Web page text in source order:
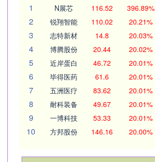
1
N展芯 116.52 396.89%
2 锐翔智能 110.02 20.21%
3 志特新材 14.8 20.03%
4 博腾股份 20.44 20.02%
5 近岸蛋白 46.72 20.01%
6 毕得医药 61.6 20.01%
7 五洲医疗 83.62 20.01%
8 耐科装备 49.67 20.01%
9 一博科技 53.33 20.01%
10 方邦股份 146.16 20.00%